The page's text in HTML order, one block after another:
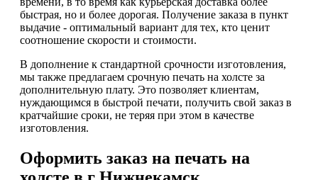
быстрая, но и более дорогая. Получение заказа в пункт
выдачие - оптимальный вариант для тех, кто ценит
соотношение скорости и стоимости.
В дополнение к стандартной срочности изготовления,
мы также предлагаем срочную печать на холсте за
дополнительную плату. Это позволяет клиентам,
нуждающимся в быстрой печати, получить свой заказ в
кратчайшие сроки, не теряя при этом в качестве
изготовления.
Оформить заказ на печать на